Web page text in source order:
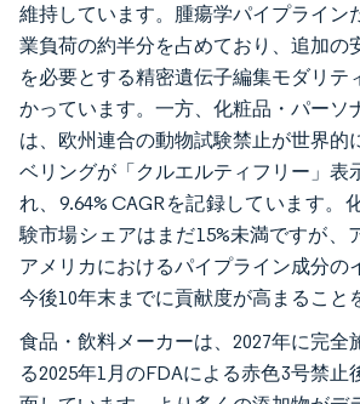
維持しています。腫瘍学パイプライン
業負荷の約半分を占めており、追加の
を必要とする精密遺伝子編集モダリテ
かっています。一方、化粧品・パーソ
は、欧州連合の動物試験禁止が世界的
ベリングが「クルエルティフリー」表
れ、9.64% CAGRを記録しています。
験市場シェアはまだ15%未満ですが、
アメリカにおけるパイプライン成分の
今後10年末までに貢献度が高まること
食品・飲料メーカーは、2027年に完全
る2025年1月のFDAによる赤色3号禁止